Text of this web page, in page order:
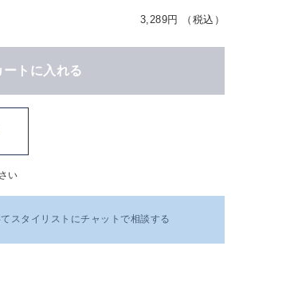
3,289円 （税込）
ートに入れる
い
スタイリストにチャットで相談する